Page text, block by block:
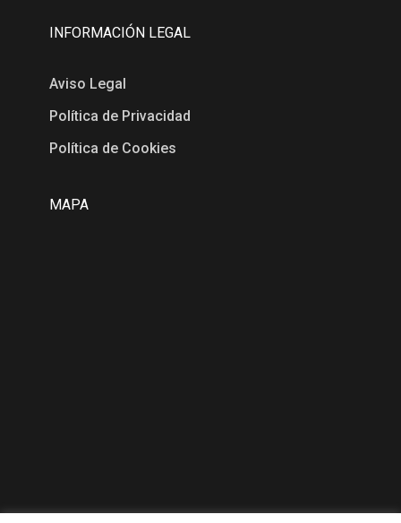
INFORMACIÓN LEGAL
Aviso Legal
Política de Privacidad
Política de Cookies
MAPA